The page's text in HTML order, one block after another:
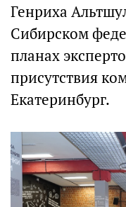
Генриха
Сибирском
планах
присутствия
Екатеринбург.